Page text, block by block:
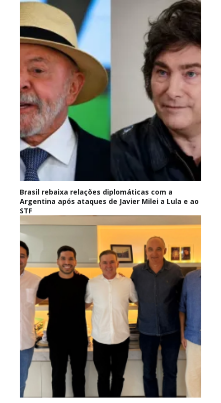
Brasil rebaixa relações diplomáticas com a
Argentina após ataques de Javier Milei a Lula e ao
STF